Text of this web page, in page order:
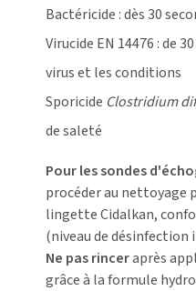
Bactéricide : dès 30
Virucide EN 14476 : de
virus et les conditions
Sporicide Clostridium
de saleté
Pour les sondes
procéder au nettoyage
lingette Cidalkan,
(niveau de désinfection
Ne pas rinceraprès
grâce à la formule